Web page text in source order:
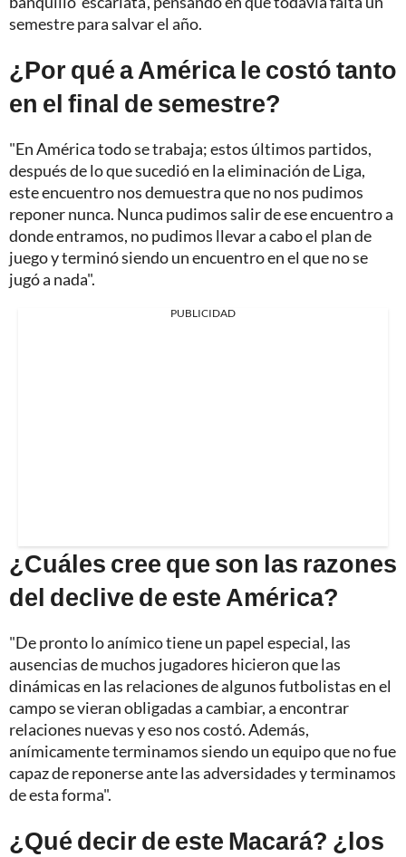
semestre para salvar el año.
¿Por qué a América le costó tanto
en el final de semestre?
"En América todo se trabaja; estos últimos partidos,
después de lo que sucedió en la eliminación de Liga,
este encuentro nos demuestra que no nos pudimos
reponer nunca. Nunca pudimos salir de ese encuentro a
donde entramos, no pudimos llevar a cabo el plan de
juego y terminó siendo un encuentro en el que no se
jugó a nada".
PUBLICIDAD
¿Cuáles cree que son las razones
del declive de este América?
"De pronto lo anímico tiene un papel especial, las
ausencias de muchos jugadores hicieron que las
dinámicas en las relaciones de algunos futbolistas en el
campo se vieran obligadas a cambiar, a encontrar
relaciones nuevas y eso nos costó. Además,
anímicamente terminamos siendo un equipo que no fue
capaz de reponerse ante las adversidades y terminamos
de esta forma".
¿Qué decir de este Macará? ¿los